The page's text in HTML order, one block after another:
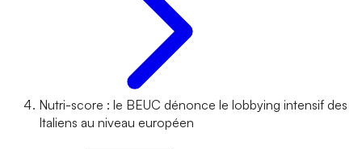
Nutri-score : le BEUC dénonce le lobbying intensif des
Italiens au niveau européen